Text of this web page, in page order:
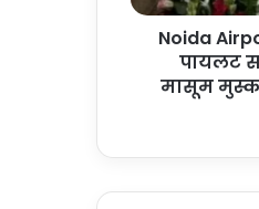
बनी
आकर्षण
ड्रेस
Noida
पायलट
मासूम